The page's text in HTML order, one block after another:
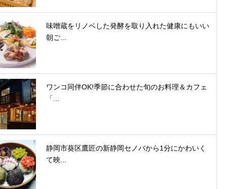
味噌蔵をリノベした発酵を取り入れた健康にもいい
朝ご...
ワンコ同伴OK!季節に合わせた旬のお料理＆カフェ
「...
静岡市葵区鷹匠の新静岡セノバから1分にかわいく
て映...